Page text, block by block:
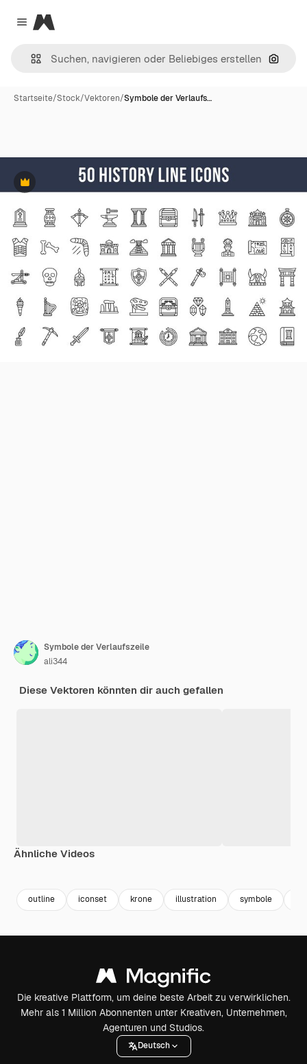
Close menu
Magnific
Nach
Startseite/Stock/Vektoren/Symbole der Verlaufs…
Premium
Symbole der Verlaufszeile
ali344
Diese Vektoren könnten dir auch gefallen
Ähnliche Videos
outline iconset krone illustration symbole
Die kreative Plattform, um deine beste Arbeit zu verwirklichen.
Mehr als 1 Million Abonnenten unter Kreativen, Unternehmen,
Agenturen und Studios.
Deutsch